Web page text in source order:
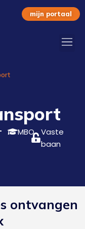
mijn portaal
MBO
Vaste
baan
ontvangen